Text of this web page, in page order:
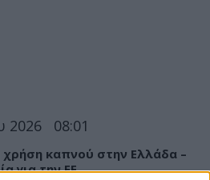
2026 08:01
καπνού στην Ελλάδα –
για την ΕΕ